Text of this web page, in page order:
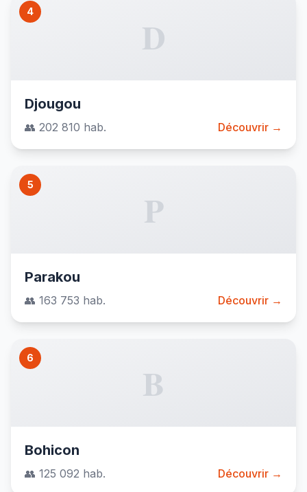
4
D
Djougou
👥 202 810 hab. Découvrir →
5
P
Parakou
👥 163 753 hab. Découvrir →
6
B
Bohicon
👥 125 092 hab. Découvrir →